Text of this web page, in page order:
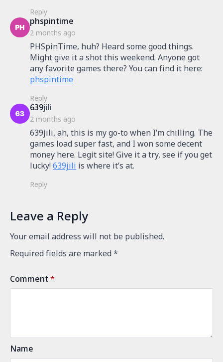
Reply
phspintime
a
s
:
2 months ago
PHSpinTime, huh? Heard some good things.
Might give it a shot this weekend. Anyone got
any favorite games there? You can find it here:
phspintime
Reply
639jili
a
s
:
2 months ago
639jili, ah, this is my go-to when I’m chilling. The
games load super fast, and I won some decent
money here. Legit site! Give it a try, see if you get
lucky! 639jili is where it’s at.
Reply
Leave a Reply
Your email address will not be published.
Required fields are marked *
Comment *
Name